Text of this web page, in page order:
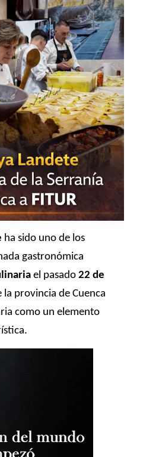
ha sido uno de los
gastronómica
el pasado 22 de
la provincia de Cuenca
como un elemento